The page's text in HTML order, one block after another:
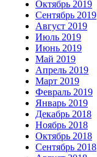
Октябрь 2019
Сентябрь 2019
Август 2019
Июль 2019
Июнь 2019
Май 2019
Апрель 2019
Март 2019
Февраль 2019
Январь 2019
Декабрь 2018
Ноябрь 2018
Октябрь 2018
Сентябрь 2018